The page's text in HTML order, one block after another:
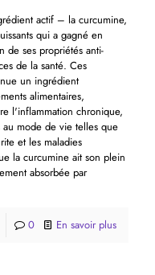
actif – la curcumine,
qui a gagné en
de ses propriétés anti-
de la santé. Ces
un ingrédient
alimentaires,
l'inflammation chronique,
mode de vie telles que
et les maladies
la curcumine ait son plein
absorbée par
0 En savoir plus